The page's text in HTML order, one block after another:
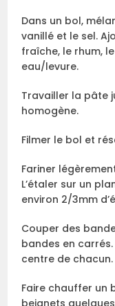
Dans un bol,
vanillé et le sel.
fraîche, le rhum,
eau/levure.
Travailler la pâte
homogène.
Filmer le bol et
Fariner
L’étaler sur un
environ 2/3mm
Couper des
bandes en
centre de chacun.
Faire chauffer un